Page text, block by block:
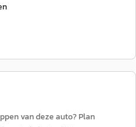
van deze auto? Plan